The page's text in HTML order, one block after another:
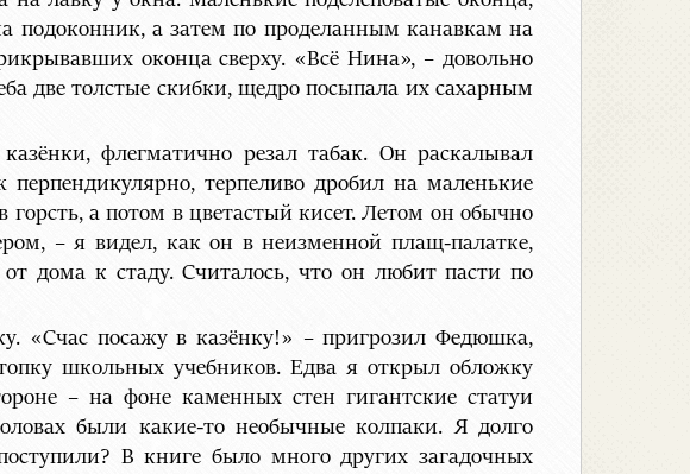
подоконник, а затем по проделанным канавкам на
оконца сверху. «Всё Нина», – довольно
две толстые скибки, щедро посыпала их сахарным
флегматично резал табак. Он раскалывал
терпеливо дробил на маленькие
а потом в цветастый кисет. Летом он обычно
– я видел, как он в неизменной плащ-палатке,
дома к стаду. Считалось, что он любит пасти по
«Счас посажу в казёнку!» – пригрозил Федюшка,
школьных учебников. Едва я открыл обложку
– на фоне каменных стен гигантские статуи
были какие-то необычные колпаки. Я долго
В книге было много других загадочных